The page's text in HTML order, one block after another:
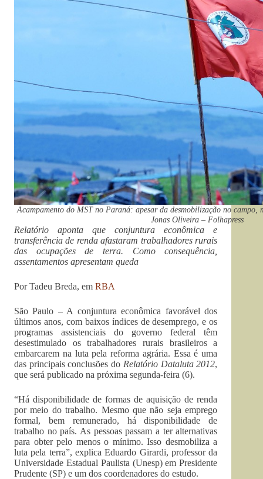
Acampamento do MST no Paraná: apesar da desmobilização no campo,
Jonas Oliveira – Folhapress
Relatório aponta que conjuntura econômica e
transferência de renda afastaram trabalhadores rurais
das ocupações de terra. Como consequência,
assentamentos apresentam queda
Por Tadeu Breda, em RBA
São Paulo – A conjuntura econômica favorável dos
últimos anos, com baixos índices de desemprego, e os
programas assistenciais do governo federal têm
desestimulado os trabalhadores rurais brasileiros a
embarcarem na luta pela reforma agrária. Essa é uma
das principais conclusões do Relatório Dataluta 2012,
que será publicado na próxima segunda-feira (6).
“Há disponibilidade de formas de aquisição de renda
por meio do trabalho. Mesmo que não seja emprego
formal, bem remunerado, há disponibilidade de
trabalho no país. As pessoas passam a ter alternativas
para obter pelo menos o mínimo. Isso desmobiliza a
luta pela terra”, explica Eduardo Girardi, professor da
Universidade Estadual Paulista (Unesp) em Presidente
Prudente (SP) e um dos coordenadores do estudo.